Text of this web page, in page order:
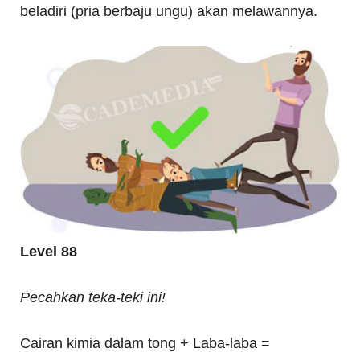
beladiri (pria berbaju ungu) akan melawannya.
Level 88
Pecahkan teka-teki ini!
Cairan kimia dalam tong + Laba-laba =